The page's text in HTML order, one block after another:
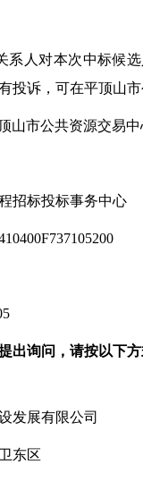
系人对本次中标候
投诉，可在平顶山
山市公共资源交易
招标投标事务中心
出询问，请按以下方
发展有限公司
东区